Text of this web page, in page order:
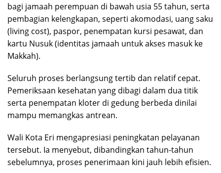
bagi jamaah perempuan di bawah usia 55 tahun, serta
pembagian kelengkapan, seperti akomodasi, uang saku
(living cost), paspor, penempatan kursi pesawat, dan
kartu Nusuk (identitas jamaah untuk akses masuk ke
Makkah).
Seluruh proses berlangsung tertib dan relatif cepat.
Pemeriksaan kesehatan yang dibagi dalam dua titik
serta penempatan kloter di gedung berbeda dinilai
mampu memangkas antrean.
Wali Kota Eri mengapresiasi peningkatan pelayanan
tersebut. Ia menyebut, dibandingkan tahun-tahun
sebelumnya, proses penerimaan kini jauh lebih efisien.